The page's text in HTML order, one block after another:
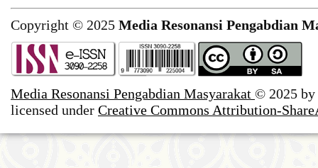
Copyright © 2025 Media Resonansi Pengabdian
Media Resonansi Pengabdian Masyarakat © 2025 by
licensed under Creative Commons Attribution-